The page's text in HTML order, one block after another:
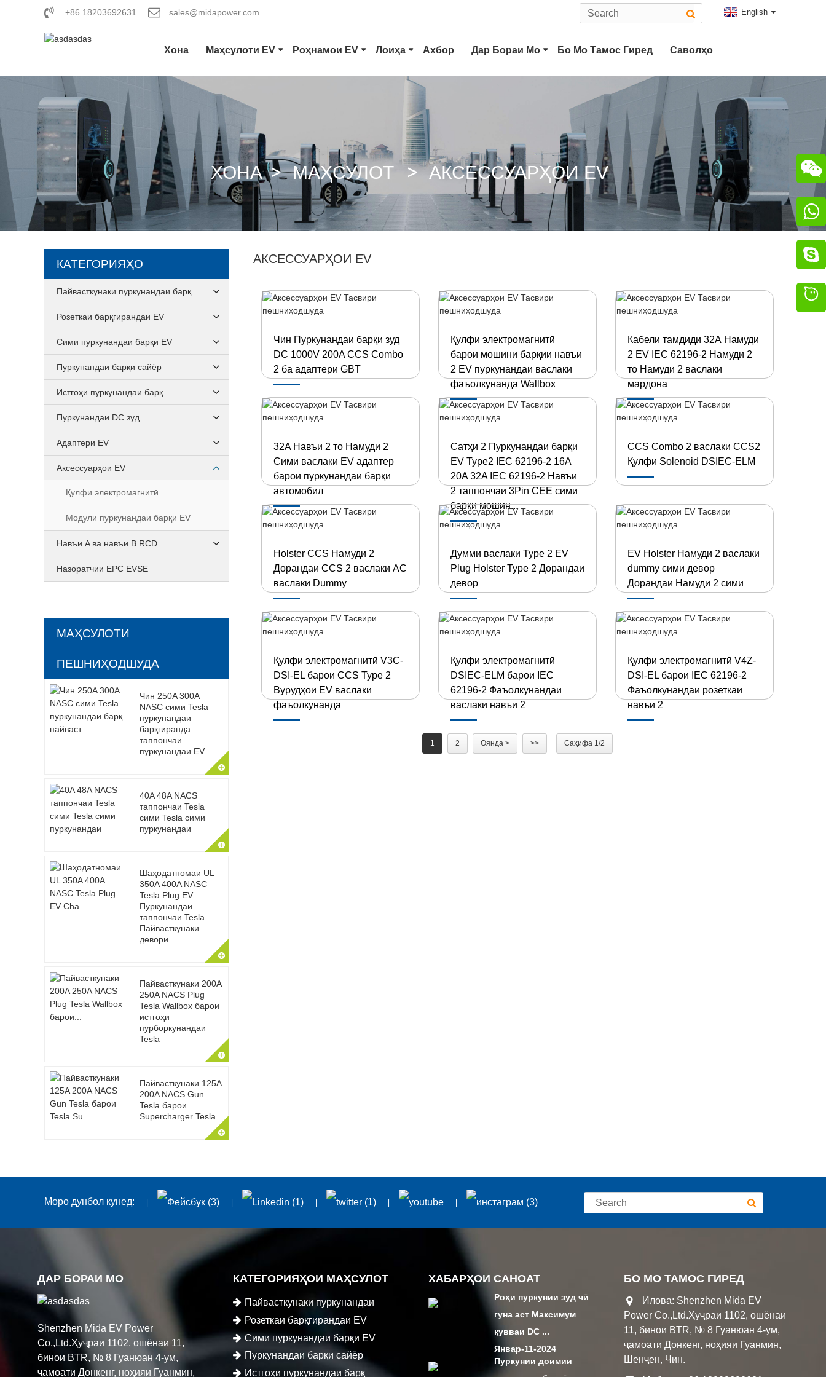
+86 18203692631 sales@midapower.com English
Хона Маҳсулоти EV
Навъи 2 Пайвасткунаки EV
Пайвасткунаки CHAdeMO
GB/T Таппончаи DC Пайвасткунаки ChaoJi
Роҳнамои EV Лоиҳа Ахбор Дар Бораи Мо Бо Мо Тамос Гиред Саволҳо
ХОНА МАҲСУЛОТ АКСЕССУАРҲОИ EV
КАТЕГОРИЯҲО
Пайвасткунаки пуркунандаи барқ
Розеткаи барқгирандаи EV
Сими пуркунандаи барқи EV
Пуркунандаи барқи сайёр
Истгоҳи пуркунандаи барқ
Пуркунандаи DC зуд
Адаптери EV
Аксессуарҳои EV
Қулфи электромагнитӣ
Модули пуркунандаи барқи EV
Навъи A ва навъи B RCD
Назоратчии EPC EVSE
МАҲСУЛОТИ
ПЕШНИҲОДШУДА
Чин 250A 300A
NASC сими Tesla
пуркунандаи
барқгиранда
таппончаи
пуркунандаи EV
40A 48A NACS
таппончаи Tesla
сими Tesla сими
пуркунандаи
Шаҳодатномаи UL
350A 400A NASC
Tesla Plug EV
Пуркунандаи
таппончаи Tesla
Пайвасткунаки
деворӣ
Пайвасткунаки 200A
250A NACS Plug
Tesla Wallbox барои
истгоҳи
пурборкунандаи
Tesla
Пайвасткунаки 125A
200A NACS Gun
Tesla барои
Supercharger Tesla
АКСЕССУАРҲОИ EV
Чин Пуркунандаи барқи зуд
DC 1000V 200A CCS Combo
2 ба адаптери GBT
Қулфи электромагнитӣ
барои мошини барқии навъи
2 EV пуркунандаи васлаки
фаъолкунанда Wallbox
Кабели тамдиди 32А Намуди
2 EV IEC 62196-2 Намуди 2
то Намуди 2 васлаки
мардона
32A Навъи 2 то Намуди 2
Сими васлаки EV адаптер
барои пуркунандаи барқи
автомобил
Сатҳи 2 Пуркунандаи барқи
EV Type2 IEC 62196-2 16A
20A 32A IEC 62196-2 Навъи
2 таппончаи 3Pin CEE сими
барқи мошин...
CCS Combo 2 васлаки CCS2
Қулфи Solenoid DSIEC-ELM
Holster CCS Намуди 2
Дорандаи CCS 2 васлаки AC
васлаки Dummy
Думми васлаки Type 2 EV
Plug Holster Type 2 Дорандаи
девор
EV Holster Намуди 2 васлаки
dummy сими девор
Дорандаи Намуди 2 сими
Қулфи электромагнитӣ V3C-
DSI-EL барои CCS Type 2
Вурудҳои EV васлаки
фаъолкунанда
Қулфи электромагнитӣ
DSIEC-ELM барои IEC
62196-2 Фаъолкунандаи
васлаки навъи 2
Қулфи электромагнитӣ V4Z-
DSI-EL барои IEC 62196-2
Фаъолкунандаи розеткаи
навъи 2
1 2 Оянда > >> Саҳифа 1/2
Моро дунбол кунед:
ДАР БОРАИ МО
Shenzhen Mida EV Power
Co.,Ltd.Ҳуҷраи 1102, ошёнаи 11,
бинои BTR, № 8 Гуанюан 4-ум,
ҷамоати Донкенг, ноҳияи Гуанмин,
КАТЕГОРИЯҲОИ МАҲСУЛОТ
Пайвасткунаки пуркунандаи
барқРозеткаи барқгирандаи EV
Сими пуркунандаи барқи EV
Пуркунандаи барқи сайёр
Истгоҳи пуркунандаи барқ
ХАБАРҲОИ САНОАТ
Роҳи пуркунии зуд чӣ
гуна аст Максимум
қувваи DC ...
Январ-11-2024
Пуркунии доимии
БО МО ТАМОС ГИРЕД
Илова: Shenzhen Mida EV
Power Co.,Ltd.Ҳуҷраи 1102, ошёнаи
11, бинои BTR, № 8 Гуанюан 4-ум,
ҷамоати Донкенг, ноҳияи Гуанмин,
Шенҷен, Чин.


